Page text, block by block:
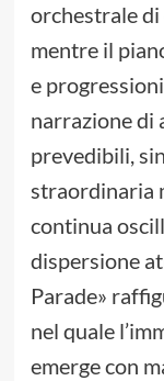
orchestrale di
mentre il
e
narrazione di
prevedibili,
straordinaria
continua
dispersione
Parade»
nel quale
emerge con